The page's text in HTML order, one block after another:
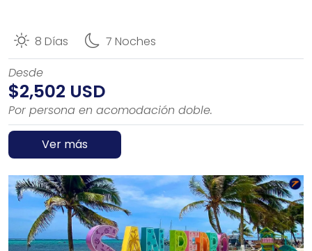
8 Días
7 Noches
Desde
$2,502 USD
Por persona en acomodación doble.
Ver más